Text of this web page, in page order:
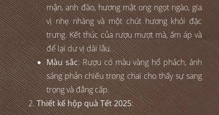
mận, anh đào, hương mật ong ngọt ngào, gia
vị nhẹ nhàng và một chút hương khói đặc
trưng. Kết thúc của rượu mượt mà, ấm áp và
để lại dư vị dài lâu.
Màu sắc: Rượu có màu vàng hổ phách, ánh
sáng phản chiếu trong chai cho thấy sự sang
trọng và đẳng cấp.
Thiết kế hộp quà Tết 2025: